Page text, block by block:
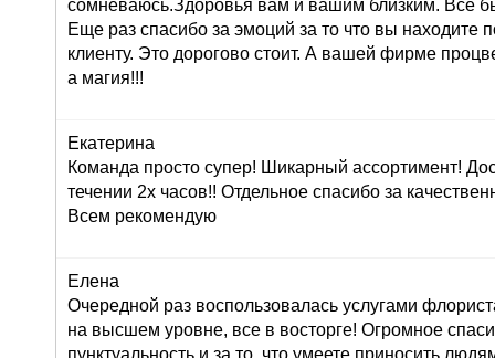
сомневаюсь.Здоровья вам и вашим близким. Все
Еще раз спасибо за эмоций за то что вы находите
клиенту. Это дорогово стоит. А вашей фирме
а магия!!!
Екатерина
Команда просто супер! Шикарный ассортимент!
течении 2х часов!! Отдельное спасибо за
Всем рекомендую
Елена
Очередной раз воспользовалась услугами
на высшем уровне, все в восторге! Огромное
пунктуальность и за то, что умеете приносить